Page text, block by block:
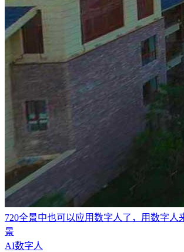
720全景中也可以应用数字人了，用数字人
景
AI数字人